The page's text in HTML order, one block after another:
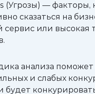
(Угрозы) — факторы,
сказаться на
сервис или высокая
анализа поможет
и слабых
будет